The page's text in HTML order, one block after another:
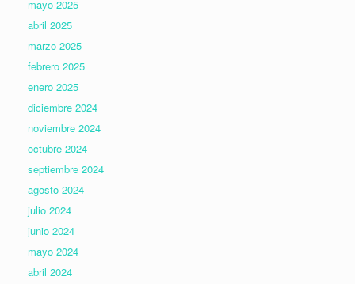
mayo 2025
abril 2025
marzo 2025
febrero 2025
enero 2025
diciembre 2024
noviembre 2024
octubre 2024
septiembre 2024
agosto 2024
julio 2024
junio 2024
mayo 2024
abril 2024